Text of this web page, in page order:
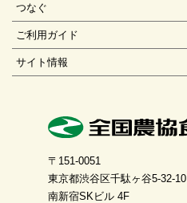
つなぐ
ご利用ガイド
サイト情報
〒151-0051
東京都渋谷区千駄ヶ谷5-32-10
南新宿SKビル 4F